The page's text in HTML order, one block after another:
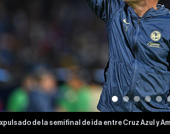
de la semifinal de ida entre Cruz Azul y